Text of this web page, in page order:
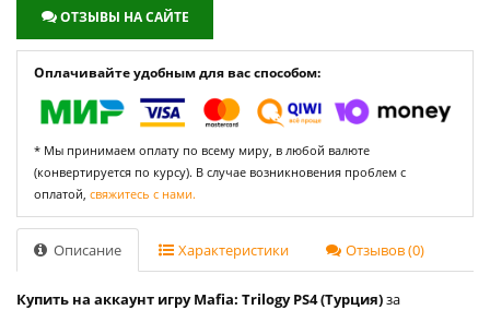
ОТЗЫВЫ НА САЙТЕ
Оплачивайте удобным для вас способом:
* Мы принимаем оплату по всему миру, в любой валюте
(конвертируется по курсу). В случае возникновения проблем с
оплатой, свяжитесь с нами.
Описание Характеристики Отзывов (0)
Купить на аккаунт игру Mafia: Trilogy PS4 (Турция)за